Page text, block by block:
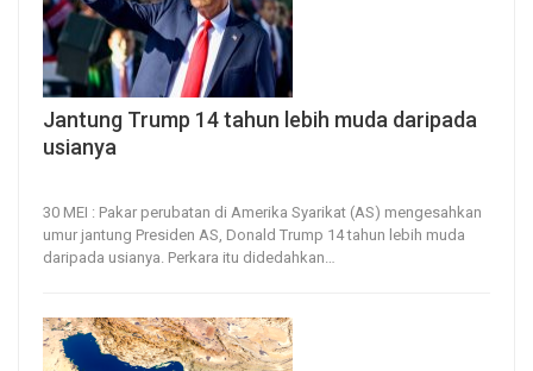
Jantung Trump 14 tahun lebih muda daripada
usianya
30 MEI : Pakar perubatan di Amerika Syarikat (AS) mengesahkan
umur jantung Presiden AS, Donald Trump 14 tahun lebih muda
daripada usianya. Perkara itu didedahkan…